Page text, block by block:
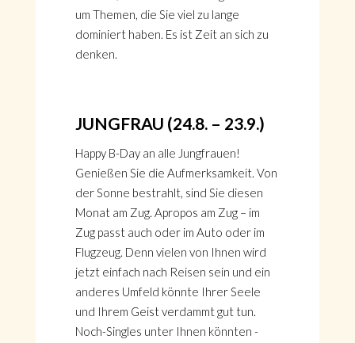
um Themen, die Sie viel zu lange
dominiert haben. Es ist Zeit an sich zu
denken.
JUNGFRAU (24.8. – 23.9.)
Happy B-Day an alle Jungfrauen!
Genießen Sie die Aufmerksamkeit. Von
der Sonne bestrahlt, sind Sie diesen
Monat am Zug. Apropos am Zug – im
Zug passt auch oder im Auto oder im
Flugzeug. Denn vielen von Ihnen wird
jetzt einfach nach Reisen sein und ein
anderes Umfeld könnte Ihrer Seele
und Ihrem Geist verdammt gut tun.
Noch-Singles unter Ihnen könnten -